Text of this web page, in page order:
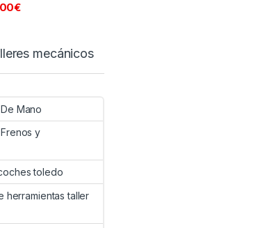
€
mecánicos
Mano
y
toledo
herramientas taller